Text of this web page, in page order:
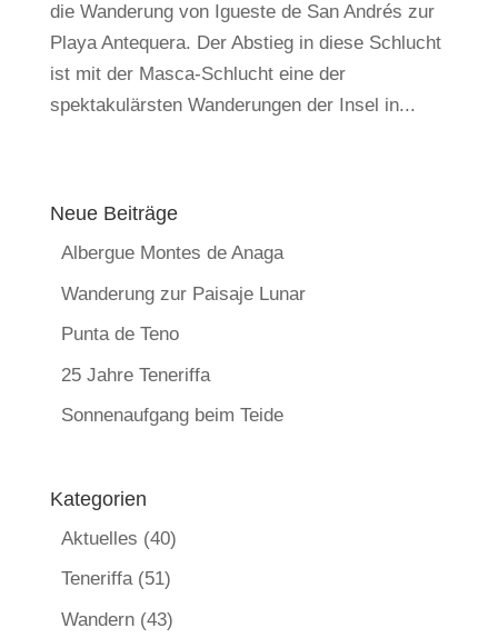
die Wanderung von Igueste de San Andrés zur
Playa Antequera. Der Abstieg in diese Schlucht
ist mit der Masca-Schlucht eine der
spektakulärsten Wanderungen der Insel in...
Neue Beiträge
Albergue Montes de Anaga
Wanderung zur Paisaje Lunar
Punta de Teno
25 Jahre Teneriffa
Sonnenaufgang beim Teide
Kategorien
Aktuelles (40)
Teneriffa(51)
Wandern(43)